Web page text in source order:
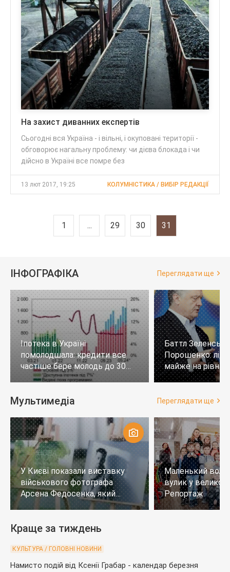
На захист диванних експертів
Сьогодні вся Україна - і вільні, і окуповані території -
обговорює нагальну проблему: чи дієва блокада і чи
дійсно в Україні все помре без
13 лют 2017, 19:25 КОЛУМНІСТИКА / ВИБІР РЕДАКЦІЇ
1 ... 29 30 31
ІНФОГРАФІКА Переглядати ще
Іпотека в Україні
помолодшала: кредити все
частіше бере молодь до 30
років
Баттл
Порошенко:
майже на
тих, хто не
Мультимедіа Переглядати ще
У Києві показали виставку
військового фотографа
Арсена Федосенка, який
загинув на війні
Маленький
вулик у
Репортаж
Краще за тиждень
КУЛЬТУРА / ГОЛОВНІ НОВИНИ
Намисто подій від Ксенії Грабар - календар березня